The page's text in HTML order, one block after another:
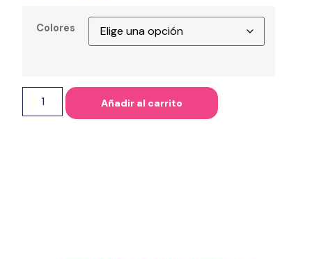
Colores
Añadir al carrito